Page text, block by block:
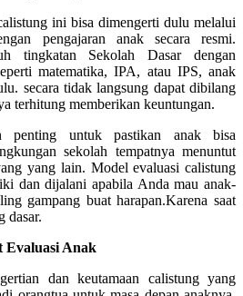
ini bisa dimengerti dulu melalui
pengajaran anak secara resmi.
tingkatan Sekolah Dasar dengan
matematika, IPA, atau IPS, anak
secara tidak langsung dapat dibilang
terhitung memberikan keuntungan.
penting untuk pastikan anak bisa
sekolah tempatnya menuntut
yang lain. Model evaluasi calistung
dan dijalani apabila Anda mau anak-
gampang buat harapan.Karena saat
dasar.
Evaluasi Anak
dan keutamaan calistung yang